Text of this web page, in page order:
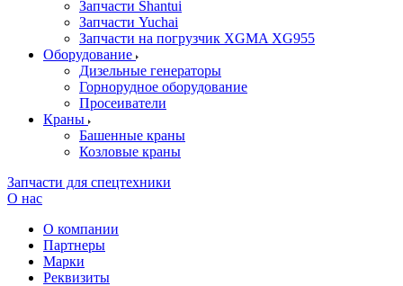
Запчасти Shantui
Запчасти Yuchai
Запчасти на погрузчик XGMA XG955
Оборудование
Дизельные генераторы
Горнорудное оборудование
Просеиватели
Краны
Башенные краны
Козловые краны
Запчасти для спецтехники
О нас
О компании
Партнеры
Марки
Реквизиты